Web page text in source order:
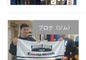
ブログ（ジム）